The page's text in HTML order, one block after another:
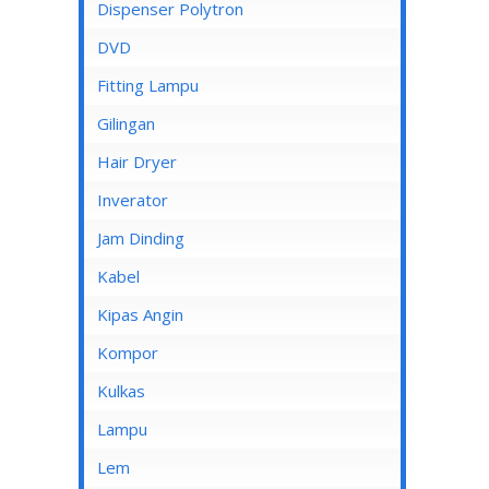
Dispenser Cosmos
Dispenser Miyako
Dispenser Sanken
Dispenser Polytron
DVD
Fitting Lampu
Gilingan
Hair Dryer
Inverator
Jam Dinding
Kabel
Inbow/Outbow T Dus
Kabel Aksesoris
Kabel Antena
Kabel BC
Kipas Angin
Kipas Angin Berdiri
Kipas Angin Dinding
Kipas Angin Duduk
Kipas Angin Gantung
Kompor
Kompor Rinnai
Kulkas
LG
POLYTRON
Lampu
Fitting Lampu
Lem